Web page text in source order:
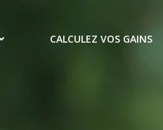
CALCULEZ VOS GAINS